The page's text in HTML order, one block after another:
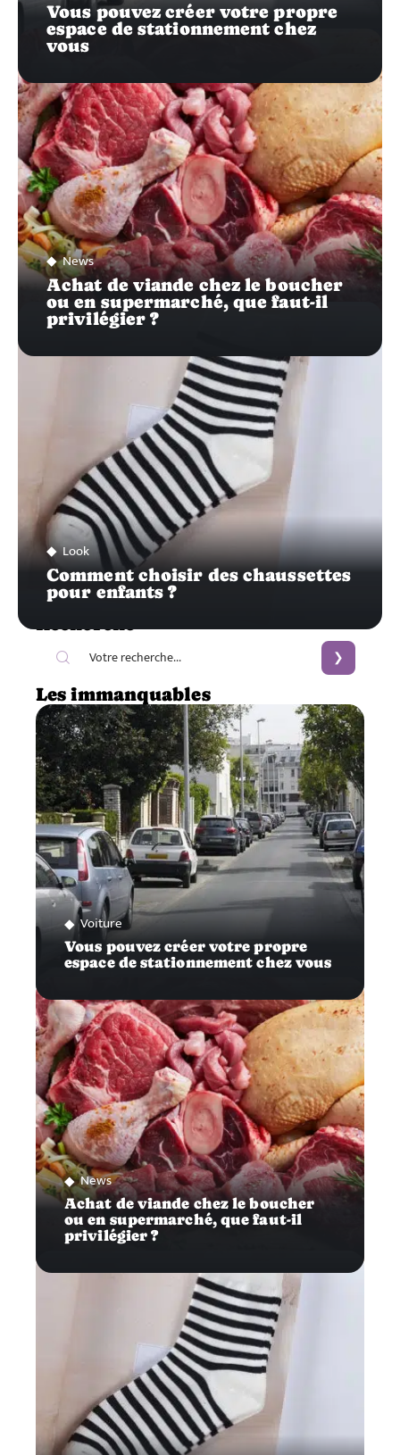
Vous pouvez créer votre propre
espace de stationnement chez
vous
News
Achat de viande chez le boucher
ou en supermarché, que faut-il
privilégier ?
Look
Comment choisir des chaussettes
pour enfants ?
Recherche
Les immanquables
Voiture
Vous pouvez créer votre propre
espace de stationnement chez vous
News
Achat de viande chez le boucher
ou en supermarché, que faut-il
privilégier ?